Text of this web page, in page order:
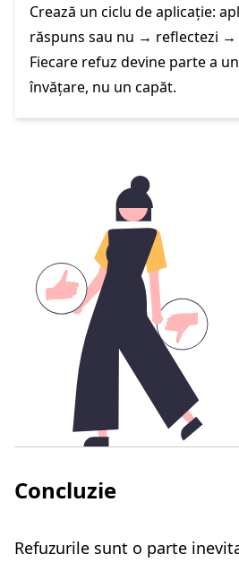
Crează un ciclu de aplicație:
răspuns sau nu → reflectezi
Fiecare refuz devine parte a
învățare, nu un capăt.
Concluzie
Refuzurile sunt o parte